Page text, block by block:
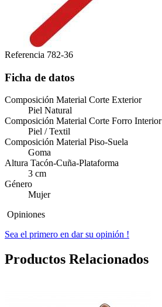
Referencia 782-36
Ficha de datos
Composición Material Corte Exterior
Piel Natural
Composición Material Corte Forro Interior
Piel / Textil
Composición Material Piso-Suela
Goma
Altura Tacón-Cuña-Plataforma
3 cm
Género
Mujer
Opiniones
Sea el primero en dar su opinión !
Productos Relacionados